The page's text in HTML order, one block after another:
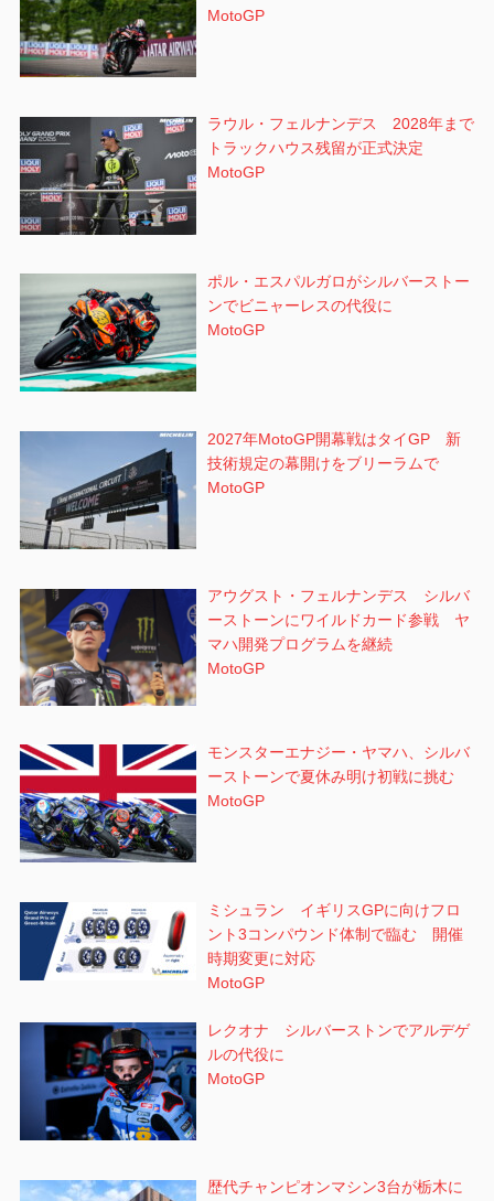
MotoGP
ラウル・フェルナンデス 2028年まで
トラックハウス残留が正式決定
MotoGP
ポル・エスパルガロがシルバーストー
ンでビニャーレスの代役に
MotoGP
2027年MotoGP開幕戦はタイGP 新
技術規定の幕開けをブリーラムで
MotoGP
アウグスト・フェルナンデス シルバ
ーストーンにワイルドカード参戦 ヤ
マハ開発プログラムを継続
MotoGP
モンスターエナジー・ヤマハ、シルバ
ーストーンで夏休み明け初戦に挑む
MotoGP
ミシュラン イギリスGPに向けフロ
ント3コンパウンド体制で臨む 開催
時期変更に対応
MotoGP
レクオナ シルバーストンでアルデゲ
ルの代役に
MotoGP
歴代チャンピオンマシン3台が栃木に